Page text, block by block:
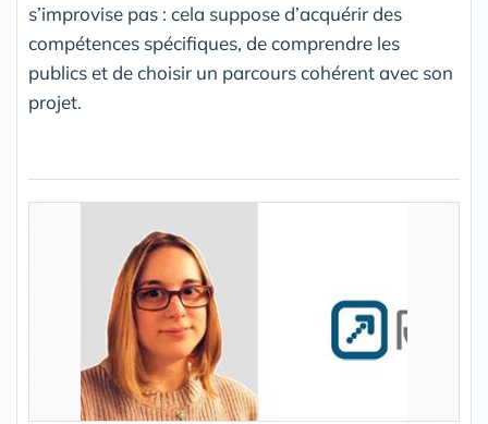
s’improvise pas : cela suppose d’acquérir des
compétences spécifiques, de comprendre les
publics et de choisir un parcours cohérent avec son
projet.